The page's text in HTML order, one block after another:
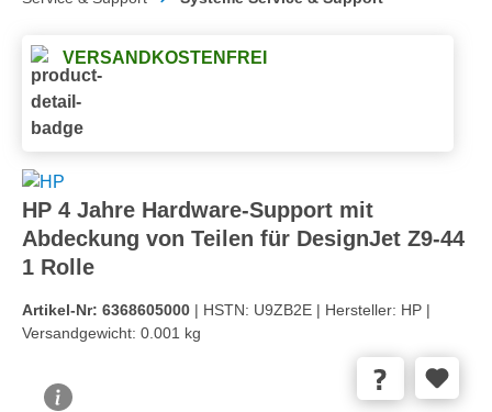
VERSANDKOSTENFREI
HP 4 Jahre Hardware-Support mit
Abdeckung von Teilen für DesignJet Z9-44
1 Rolle
Artikel-Nr: 6368605000 | HSTN: U9ZB2E | Hersteller: HP |
Versandgewicht: 0.001 kg